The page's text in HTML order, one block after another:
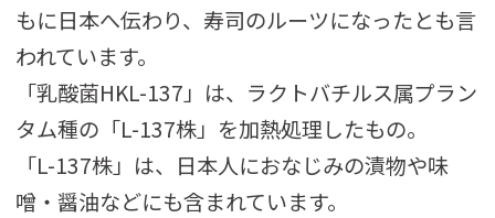
もに日本へ伝わり、寿司のルーツになったとも言
われています。
「乳酸菌HKL-137」は、ラクトバチルス属プラン
タム種の「L-137株」を加熱処理したもの。
「L-137株」は、日本人におなじみの漬物や味
噌・醤油などにも含まれています。